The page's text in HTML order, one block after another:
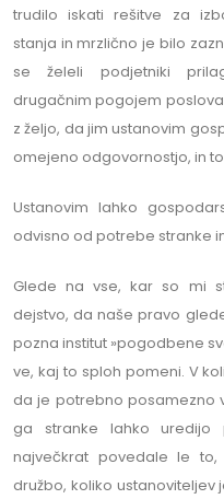
trudilo iskati rešitve za
stanja in mrzlično je bilo
se želeli podjetniki
drugačnim pogojem
z željo, da jim ustanovim
omejeno odgovornostjo, in
Ustanovim lahko
odvisno od potrebe stranke
Glede na vse, kar so mi
dejstvo, da naše pravo
pozna institut »pogodbene
ve, kaj to sploh pomeni. V
da je potrebno posamezno
ga stranke lahko uredijo
največkrat povedale le
družbo, koliko